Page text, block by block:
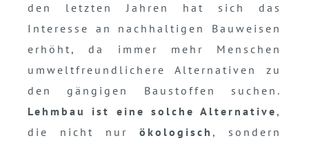
den letzten Jahren hat sich das
Interesse an nachhaltigen Bauweisen
erhöht, da immer mehr Menschen
umweltfreundlichere Alternativen zu
den gängigen Baustoffen suchen.
Lehmbau ist eine solche Alternative ,
die nicht nur ökologisch , sondern